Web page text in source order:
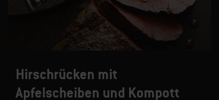
Hirschrücken mit
Apfelscheiben und Kompott